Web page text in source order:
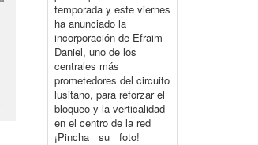
temporada y este viernes
ha anunciado la
incorporación de Efraim
Daniel, uno de los
centrales más
prometedores del circuito
lusitano, para reforzar el
bloqueo y la verticalidad
en el centro de la red
¡Pincha su foto!